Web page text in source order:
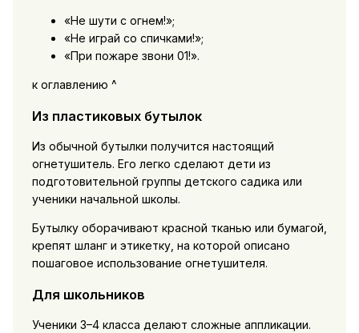
«Не шути с огнем!»;
«Не играй со спичками!»;
«При пожаре звони 01!».
к оглавлению ^
Из пластиковых бутылок
Из обычной бутылки получится настоящий
огнетушитель. Его легко сделают дети из
подготовительной группы детского садика или
ученики начальной школы.
Бутылку оборачивают красной тканью или бумагой,
крепят шланг и этикетку, на которой описано
пошаговое использование огнетушителя.
Для школьников
Ученики 3–4 класса делают сложные аппликации.